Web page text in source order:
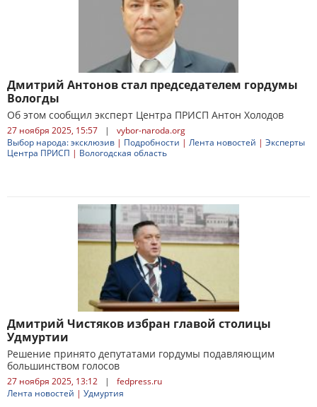
Дмитрий Антонов стал председателем гордумы
Вологды
Об этом сообщил эксперт Центра ПРИСП Антон Холодов
27 ноября 2025, 15:57 |
vybor-naroda.org
Выбор народа: эксклюзив | Подробности | Лента новостей | Эксперты
Центра ПРИСП | Вологодская область
Дмитрий Чистяков избран главой столицы
Удмуртии
Решение принято депутатами гордумы подавляющим
большинством голосов
27 ноября 2025, 13:12 |
fedpress.ru
Лента новостей | Удмуртия